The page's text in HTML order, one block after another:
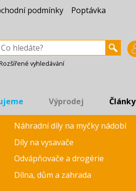
podmínky Poptávka
vyhledávání
Výprodej Články
Náhradní díly na myčky nádobí
Díly na vysavače
Odvápňovače a drogérie
Dílna, dům a zahrada